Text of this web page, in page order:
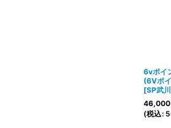
6vポイ
(6Vポ
[SP武
46,000
(税込: